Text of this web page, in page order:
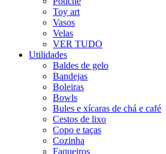
Toy art
Vasos
Velas
VER TUDO
Utilidades
Baldes de gelo
Bandejas
Boleiras
Bowls
Bules e xícaras de chá e café
Cestos de lixo
Copo e taças
Cozinha
Faqueiros